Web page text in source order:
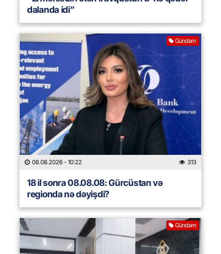
dalanda idi”
Gündəm
08.08.2026 - 10:22 313
18 il sonra 08.08.08: Gürcüstan və
regionda nə dəyişdi?
Gündəm